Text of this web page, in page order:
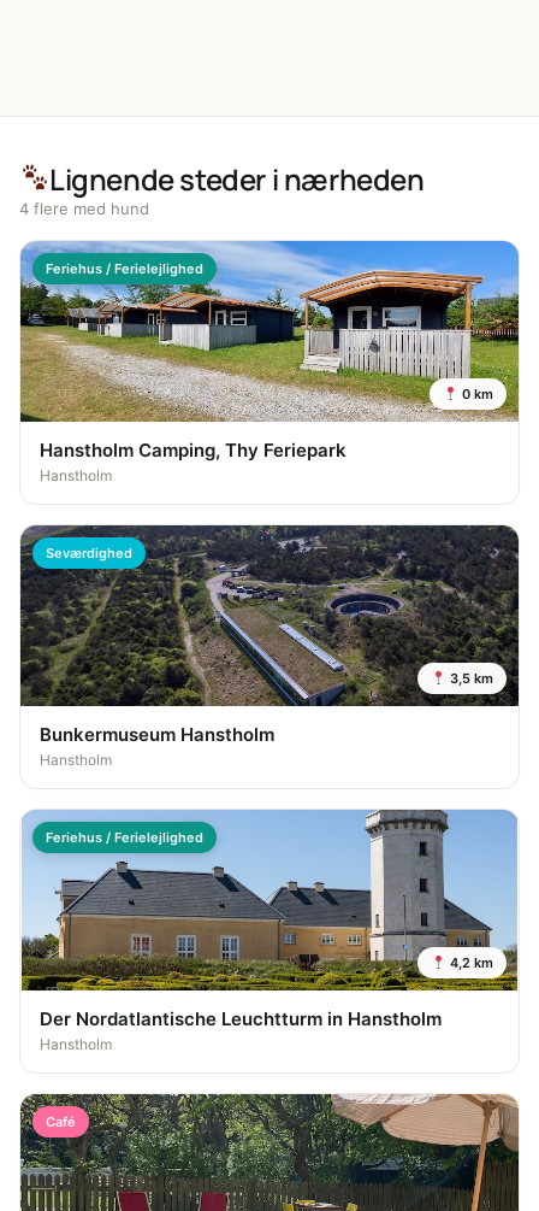
Lignende steder i nærheden
4 flere med hund
Feriehus / Ferielejlighed
0 km
Hanstholm Camping, Thy Feriepark
Hanstholm
Seværdighed
3,5 km
Bunkermuseum Hanstholm
Hanstholm
Feriehus / Ferielejlighed
4,2 km
Der Nordatlantische Leuchtturm in Hanstholm
Hanstholm
Café